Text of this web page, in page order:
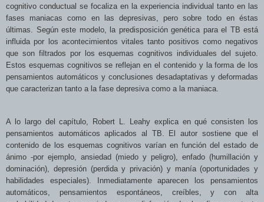
cognitivo conductual se focaliza en la experiencia individual tanto en las
fases maniacas como en las depresivas,
pero sobre todo en éstas
últimas. Según este modelo, la predisposición genética para el TB está
influida por los acontecimientos vitales tanto positivos como negativos
que son filtrados por los esquemas cognitivos individuales del sujeto.
Estos esquemas cognitivos se reflejan en el contenido y la forma de los
pensamientos automáticos y conclusiones desadaptativas y deformadas
que caracterizan tanto a la fase depresiva como a la maniaca.
A lo largo del capítulo, Robert L. Leahy explica en qué consisten los
pensamientos automáticos aplicados al TB. El autor sostiene que el
contenido de los esquemas cognitivos varían en función del estado de
ánimo -por ejemplo, ansiedad (miedo y peligro), enfado (humillación y
dominación), depresión (perdida y privación) y manía (oportunidades y
habilidades especiales). Inmediatamente aparecen los pensamientos
automáticos, pensamientos espontáneos, creíbles, y con
alta